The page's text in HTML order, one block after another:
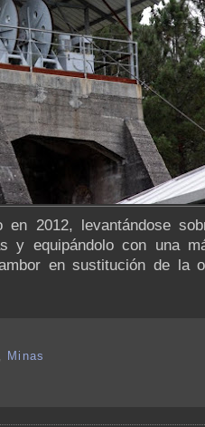
en 2012, levantándose
y equipándolo con una
en sustitución de la
Minas